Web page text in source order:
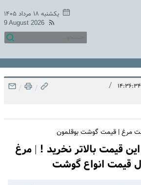
یکشنبه ۱۸ مرداد ۱۴۰۵
9 August 2026
/
/
/
مرغ | قیمت گوشت بوقلمون
قیمت بالاتر نخرید ! | مرغ
قیمت انواع گوشت